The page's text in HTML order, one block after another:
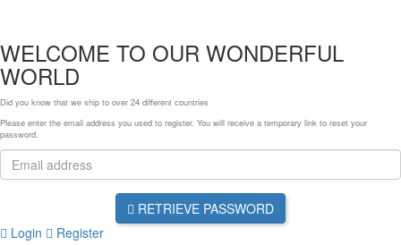
WELCOME TO OUR WONDERFUL
WORLD
Did you know that we ship to over 24 different countries
Please enter the email address you used to register. You will receive a temporary link to reset your
password.
RETRIEVE PASSWORD
Login
Register